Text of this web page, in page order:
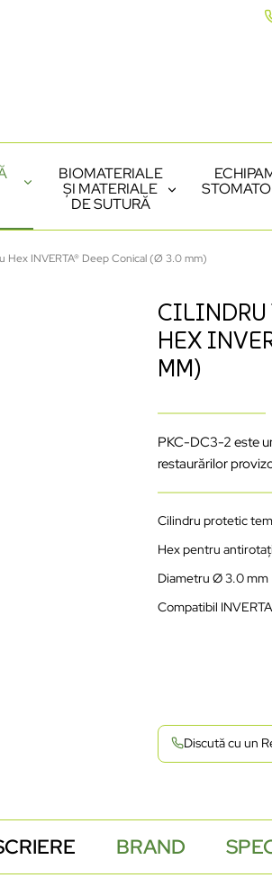
BIOMATERIALE
ȘI MATERIALE
DE SUTURĂ
Hex INVERTA® Deep Conical (Ø 3.0 mm)
CILINDRU
HEX
MM)
PKC-DC3-2 este
restaurărilor
Cilindru protetic
Hex pentru
Diametru Ø 3.0 mm
Compatibil
Discută cu un
BRAND